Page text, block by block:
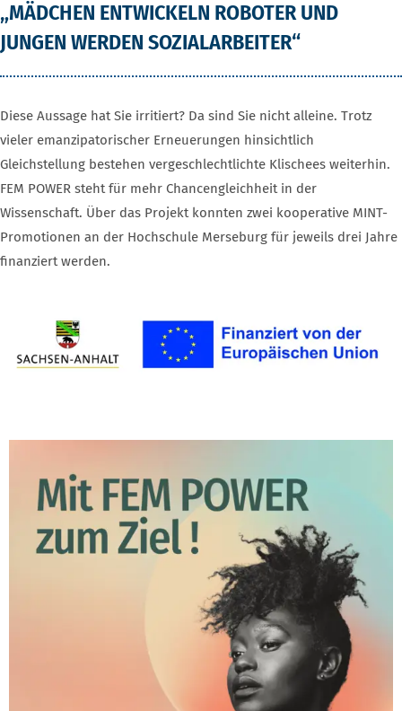
„MÄDCHEN ENTWICKELN ROBOTER UND
JUNGEN WERDEN SOZIALARBEITER“
Diese Aussage hat Sie irritiert? Da sind Sie nicht alleine. Trotz
vieler emanzipatorischer Erneuerungen hinsichtlich
Gleichstellung bestehen vergeschlechtlichte Klischees weiterhin.
FEM POWER steht für mehr Chancengleichheit in der
Wissenschaft. Über das Projekt konnten zwei kooperative MINT-
Promotionen an der Hochschule Merseburg für jeweils drei Jahre
finanziert werden.